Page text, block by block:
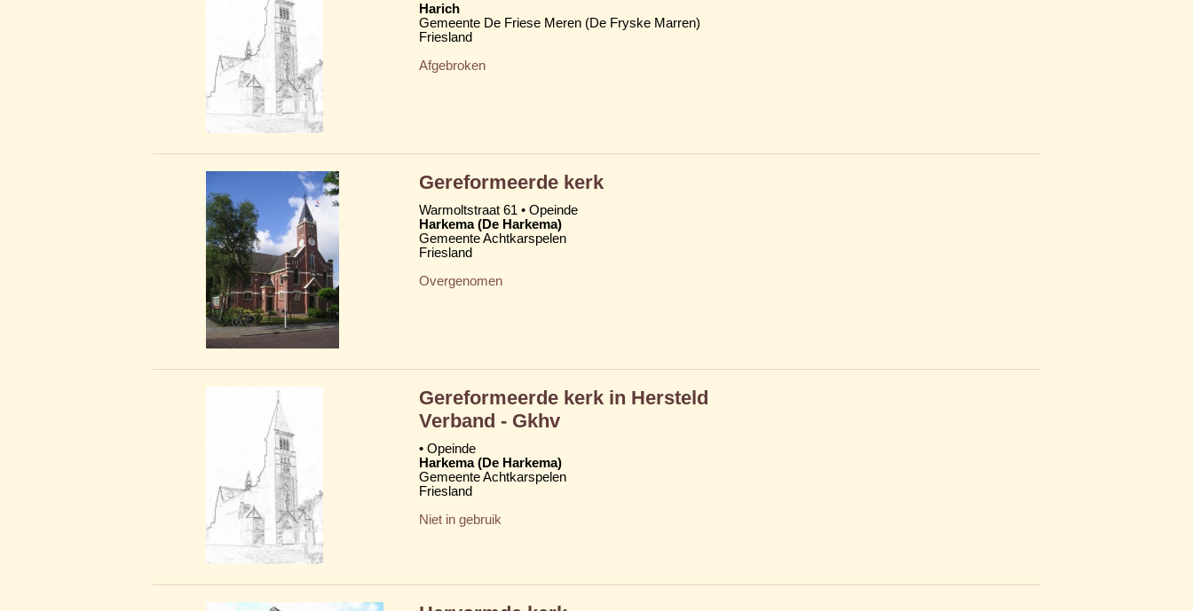
Harich
Gemeente De Friese Meren (De Fryske Marren)
Friesland
Afgebroken
Gereformeerde kerk
Warmoltstraat 61 • Opeinde
Harkema (De Harkema)
Gemeente Achtkarspelen
Friesland
Overgenomen
Gereformeerde kerk in Hersteld
Verband - Gkhv
• Opeinde
Harkema (De Harkema)
Gemeente Achtkarspelen
Friesland
Niet in gebruik